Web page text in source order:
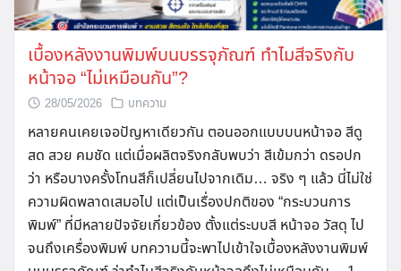
เบื้องหลังงานพิมพ์บนบรรจุภัณฑ์ ทำไมสีจริงกับ
หน้าจอ “ไม่เหมือนกัน”?
28/05/2026 บทความ
หลายคนเคยเจอปัญหาเดียวกัน ตอนออกแบบบนหน้าจอ สีดู
สด สวย คมชัด แต่เมื่อผลิตจริงกลับพบว่า สีเข้มกว่า ดรอปก
ว่า หรือบางครั้งโทนสีก็เปลี่ยนไปจากเดิม… จริง ๆ แล้ว นี่ไม่ใช่
ความผิดพลาดเสมอไป แต่เป็นเรื่องปกติของ “กระบวนการ
พิมพ์” ที่มีหลายปัจจัยเกี่ยวข้อง ตั้งแต่ระบบสี หน้าจอ วัสดุ ไป
จนถึงเครื่องพิมพ์ บทความนี้จะพาไปเข้าใจเบื้องหลังงานพิมพ์